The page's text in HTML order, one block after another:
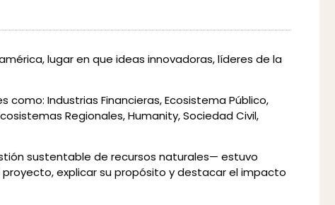
lugar en que ideas innovadoras, líderes de la
Industrias Financieras, Ecosistema Público,
Regionales, Humanity, Sociedad Civil,
sustentable de recursos naturales— estuvo
explicar su propósito y destacar el impacto